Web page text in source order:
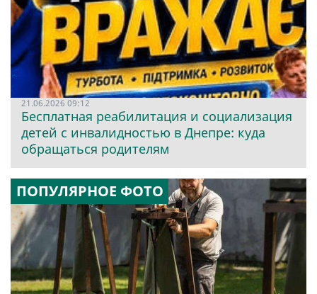
21.06.2026 09:12
Бесплатная реабилитация и социализация
детей с инвалидностью в Днепре: куда
обращаться родителям
ПОПУЛЯРНОЕ ФОТО